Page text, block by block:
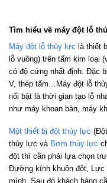
Tìm hiểu về máy đột lỗ
Máy đột lỗ thủy lực là thiết
lỗ vuông) trên tấm kim loại
có độ cứng nhất định. Đặc
V, thép tấm…Máy đột lỗ
nổi bật là thời gian tạo lỗ
như máy khoan bàn, máy
Một thiết bị đột thủy lực
thủy lực và Bơm thủy lực
đột thì cần phải lựa chọn
Đường kính khuôn đột,
mình. Sau đó khách hàng